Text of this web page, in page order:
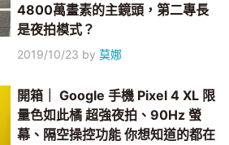
4800萬畫素的主鏡頭，第二專長
是夜拍模式？
2019/10/23 by莫娜
開箱｜ Google 手機 Pixel 4 XL 限
量色如此橘 超強夜拍、90Hz 螢
幕、隔空操控功能 你想知道的都在